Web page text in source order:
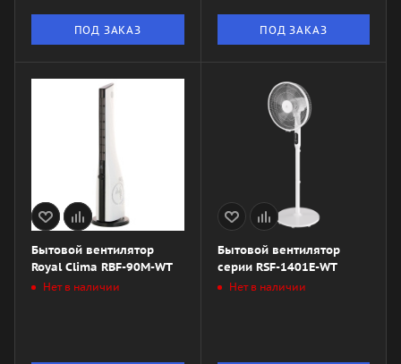
ПОД ЗАКАЗ ПОД ЗАКАЗ
Бытовой вентилятор
Royal Clima RBF-90M-WT
Нет в наличии
Бытовой вентилятор
серии RSF-1401E-WT
Нет в наличии